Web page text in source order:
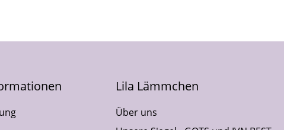
Lila Lämmchen
Über uns